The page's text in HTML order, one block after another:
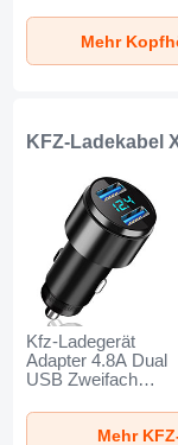
Redmi 3 Pro
SchwarzMehr
KFZ-Ladekabel
Kfz-Ladegerät
Adapter 4.8A Dual
USB Zweifach
Charge Universal
K10 für Xiaomi
Mehr